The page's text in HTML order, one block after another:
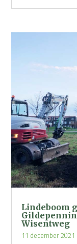
Lindeboom
Wisentweg
11 december 2021